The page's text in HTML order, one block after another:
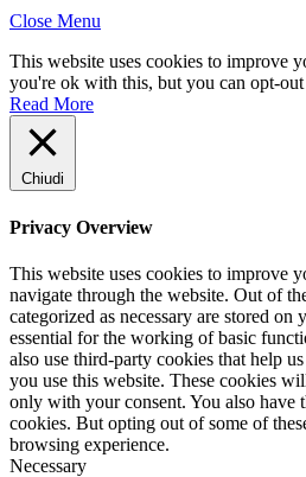
Close Menu
This website uses cookies to improve
you're ok with this, but you can opt-
Read More
Chiudi
Privacy Overview
This website uses cookies to improve
navigate through the website. Out of
categorized as necessary are stored on
essential for the working of basic
also use third-party cookies that help
you use this website. These cookies
only with your consent. You also have
cookies. But opting out of some of
browsing experience.
Necessary